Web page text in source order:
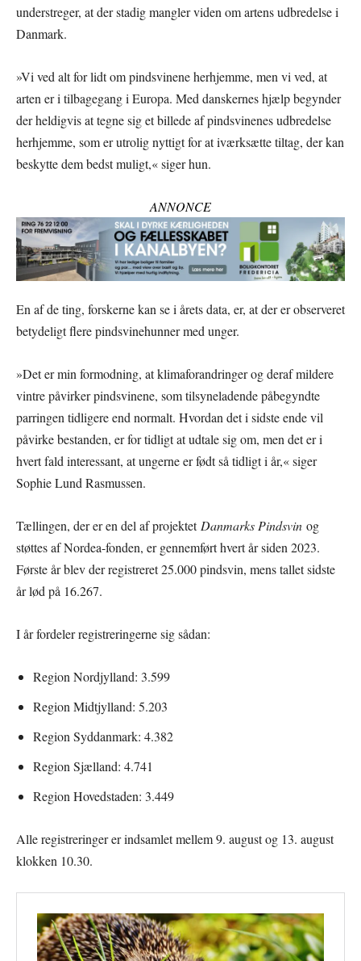
understreger, at der stadig mangler viden om artens udbredelse i
Danmark.
»Vi ved alt for lidt om pindsvinene herhjemme, men vi ved, at
arten er i tilbagegang i Europa. Med danskernes hjælp begynder
der heldigvis at tegne sig et billede af pindsvinenes udbredelse
herhjemme, som er utrolig nyttigt for at iværksætte tiltag, der kan
beskytte dem bedst muligt,« siger hun.
ANNONCE
En af de ting, forskerne kan se i årets data, er, at der er observeret
betydeligt flere pindsvinehunner med unger.
»Det er min formodning, at klimaforandringer og deraf mildere
vintre påvirker pindsvinene, som tilsyneladende påbegyndte
parringen tidligere end normalt. Hvordan det i sidste ende vil
påvirke bestanden, er for tidligt at udtale sig om, men det er i
hvert fald interessant, at ungerne er født så tidligt i år,« siger
Sophie Lund Rasmussen.
Tællingen, der er en del af projektet Danmarks Pindsvin og
støttes af Nordea-fonden, er gennemført hvert år siden 2023.
Første år blev der registreret 25.000 pindsvin, mens tallet sidste
år lød på 16.267.
I år fordeler registreringerne sig sådan:
Region Nordjylland: 3.599
Region Midtjylland: 5.203
Region Syddanmark: 4.382
Region Sjælland: 4.741
Region Hovedstaden: 3.449
Alle registreringer er indsamlet mellem 9. august og 13. august
klokken 10.30.